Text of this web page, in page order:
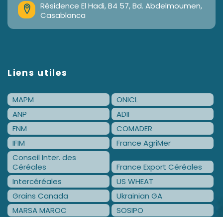
Résidence El Hadi, B4 57, Bd. Abdelmoumen,
Casablanca
Liens utiles
MAPM
ONICL
ANP
ADII
FNM
COMADER
IFIM
France AgriMer
Conseil Inter. des
Céréales
France Export Céréales
Intercéréales
US WHEAT
Grains Canada
Ukrainian GA
MARSA MAROC
SOSIPO